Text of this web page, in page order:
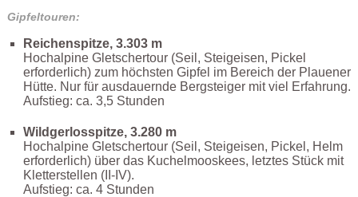
Gipfeltouren:
Reichenspitze, 3.303 m
Hochalpine Gletschertour (Seil, Steigeisen, Pickel
erforderlich) zum höchsten Gipfel im Bereich der Plauener
Hütte. Nur für ausdauernde Bergsteiger mit viel Erfahrung.
Aufstieg: ca. 3,5 Stunden
Wildgerlosspitze, 3.280 m
Hochalpine Gletschertour (Seil, Steigeisen, Pickel, Helm
erforderlich) über das Kuchelmooskees, letztes Stück mit
Kletterstellen (II-IV).
Aufstieg: ca. 4 Stunden